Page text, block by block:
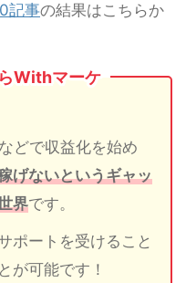
記事の結果はこちらか
Withマーケ
どで収益化を始め
げないというギャッ
界です。
ポートを受けること
が可能です！